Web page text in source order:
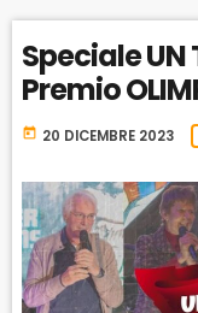
K
R
A
T
E
Speciale UN
Premio
today 20 DICEMBRE 2023